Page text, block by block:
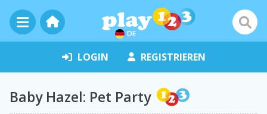
DE
LOGIN REGISTRIEREN
Baby Hazel: Pet Party